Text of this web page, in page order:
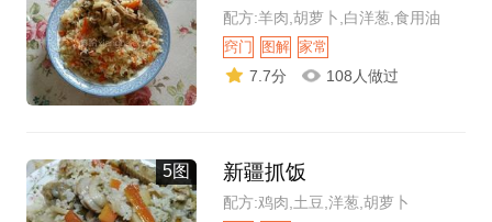
配方:羊肉,胡萝卜,白洋葱,食用油
窍门 图解 家常
7.7分 108人做过
5图 新疆抓饭
配方:鸡肉,土豆,洋葱,胡萝卜